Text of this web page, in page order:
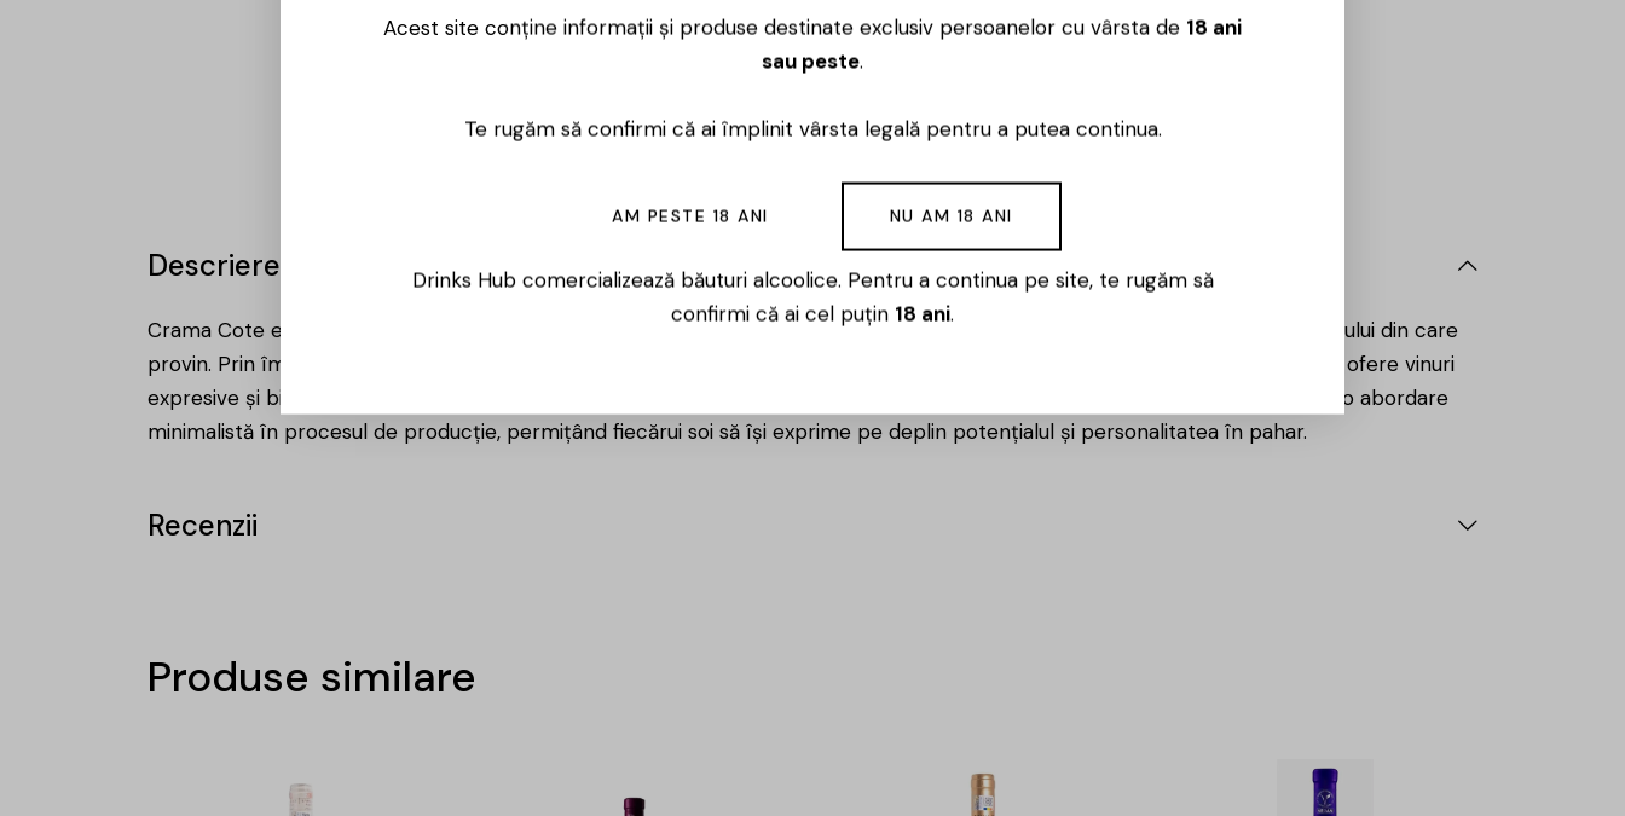
CUMPĂRĂ
Luni – Vineri 09:00 – 18:00
Descriere
Crama Cote este un producător dedicat obținerii unor vinuri de calitate, care să reflecte caracteristicile specifice ale terroir-ului din care
provin. Prin îmbinarea metodelor tradiționale de îngrijire a viței de vie cu tehnici moderne de vinificație, crama își propune să ofere vinuri
expresive și bine echilibrate. Filosofia producătorului pune accent pe respectul pentru natură, selecția atentă a strugurilor și o abordare
minimalistă în procesul de producție, permițând fiecărui soi să își exprime pe deplin potențialul și personalitatea în pahar.
Recenzii
Produse similare
Acest site conține informații și produse destinate exclusiv persoanelor cu vârsta de 18 ani
sau peste.
Te rugăm să confirmi că ai împlinit vârsta legală pentru a putea continua.
AM PESTE 18 ANI NU AM 18 ANI
Drinks Hub comercializează băuturi alcoolice. Pentru a continua pe site, te rugăm să
confirmi că ai cel puțin 18 ani.